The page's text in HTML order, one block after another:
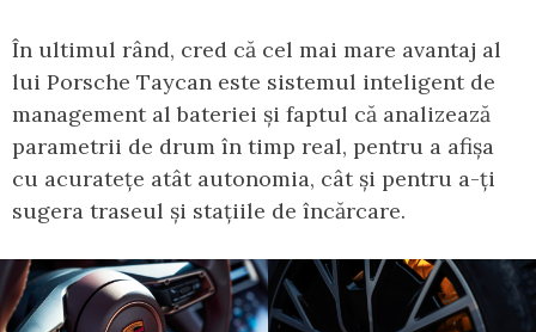
În ultimul rând, cred că cel mai mare avantaj al
lui Porsche Taycan este sistemul inteligent de
management al bateriei și faptul că analizează
parametrii de drum în timp real, pentru a afișa
cu acuratețe atât autonomia, cât și pentru a-ți
sugera traseul și stațiile de încărcare.